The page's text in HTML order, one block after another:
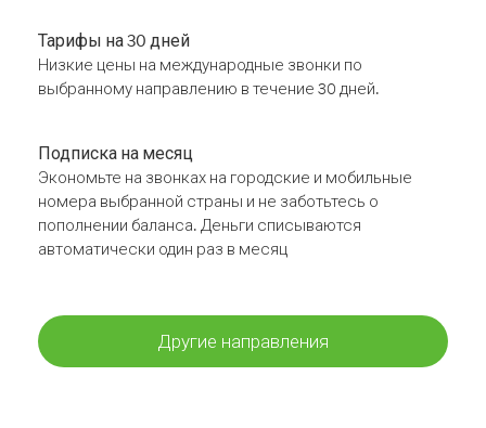
Тарифы на 30 дней
Низкие цены на международные звонки по
выбранному направлению в течение 30 дней.
Подписка на месяц
Экономьте на звонках на городские и мобильные
номера выбранной страны и не заботьтесь о
пополнении баланса. Деньги списываются
автоматически один раз в месяц
Другие направления